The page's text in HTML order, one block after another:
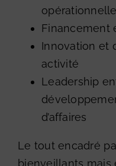
opérationnelle
Financement
Innovation et
activité
Leadership
d’affaires
Le tout encadré